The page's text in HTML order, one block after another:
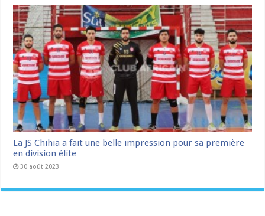
La JS Chihia a fait une belle impression pour sa première
en division élite
30 août 2023